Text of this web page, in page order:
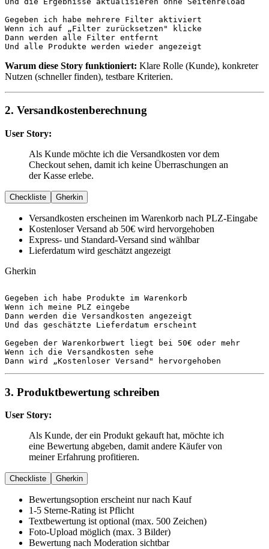
Gegeben
Wenn
Dann
Und
alle Produkte werden wieder angezeigt
Warum diese Story funktioniert: Klare Rolle (Kunde), konkreter
Nutzen (schneller finden), testbare Kriterien.
2. Versandkostenberechnung
User Story:
Als Kunde möchte ich die Versandkosten vor dem
Checkout sehen, damit ich keine Überraschungen an
der Kasse erlebe.
Checkliste Gherkin
Versandkosten erscheinen im Warenkorb nach PLZ-Eingabe
Kostenloser Versand ab 50€ wird hervorgehoben
Express- und Standard-Versand sind wählbar
Lieferdatum wird geschätzt angezeigt
Gherkin
Gegeben
Wenn
Dann
Und
das geschätzte Lieferdatum erscheint
Gegeben
Wenn
Dann wird „Kostenloser Versand" hervorgehoben
3. Produktbewertung schreiben
User Story:
Als Kunde, der ein Produkt gekauft hat, möchte ich
eine Bewertung abgeben, damit andere Käufer von
meiner Erfahrung profitieren.
Checkliste Gherkin
Bewertungsoption erscheint nur nach Kauf
1-5 Sterne-Rating ist Pflicht
Textbewertung ist optional (max. 500 Zeichen)
Foto-Upload möglich (max. 3 Bilder)
Bewertung nach Moderation sichtbar